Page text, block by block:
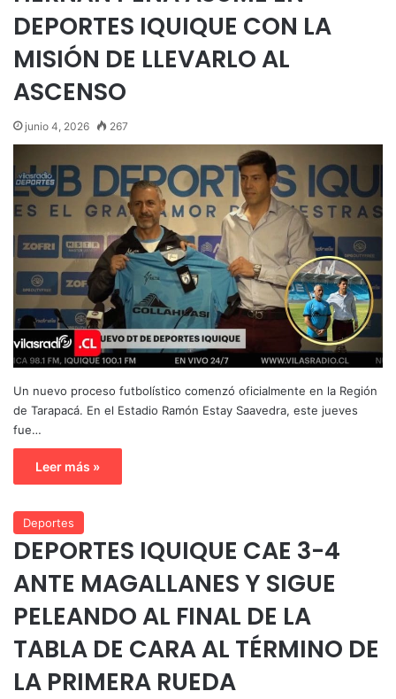
DEPORTES IQUIQUE CON LA
MISIÓN DE LLEVARLO AL
ASCENSO
junio 4, 2026 267
Un nuevo proceso futbolístico comenzó oficialmente en la Región
de Tarapacá. En el Estadio Ramón Estay Saavedra, este jueves
fue…
Leer más »
Deportes
DEPORTES IQUIQUE CAE 3-4
ANTE MAGALLANES Y SIGUE
PELEANDO AL FINAL DE LA
TABLA DE CARA AL TÉRMINO DE
LA PRIMERA RUEDA